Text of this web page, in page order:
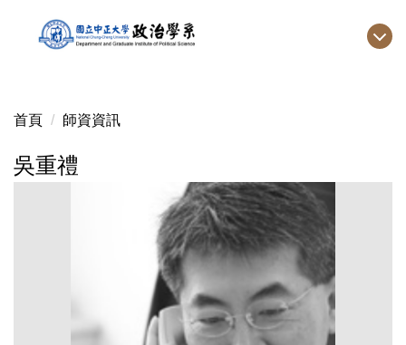
容
首頁 師資資訊
吳重禮